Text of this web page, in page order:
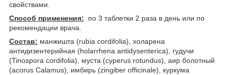
свойствами.
Способ применения: по 3 таблетки 2 раза в день или по
рекомендации врача.
Состав: манжишта (rubia cordifolia), холарена
антидизентерийная (holarrhena antidysenterica), гудучи
(Tinospora cordifolia), муста (cyperus rotundus), аир болотный
(acorus Calamus), имбирь (zingiber officinale), куркума